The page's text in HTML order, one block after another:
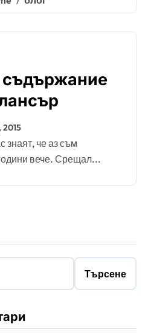
2015
вече. Срещал...
Търсене